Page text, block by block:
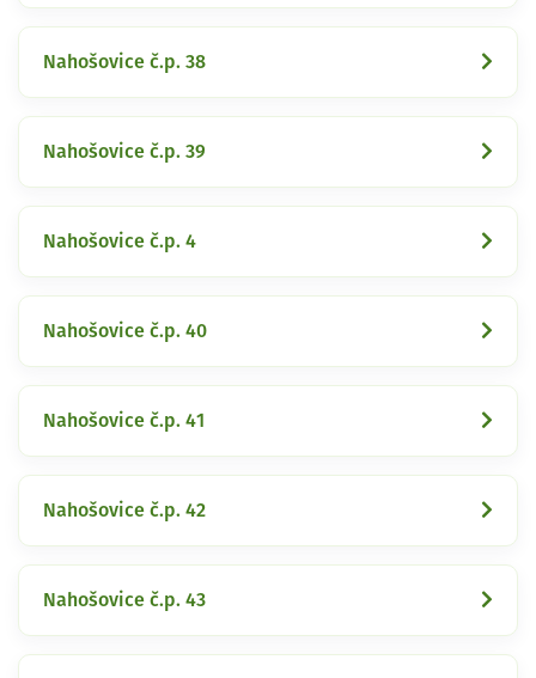
Nahošovice č.p. 38
Nahošovice č.p. 39
Nahošovice č.p. 4
Nahošovice č.p. 40
Nahošovice č.p. 41
Nahošovice č.p. 42
Nahošovice č.p. 43